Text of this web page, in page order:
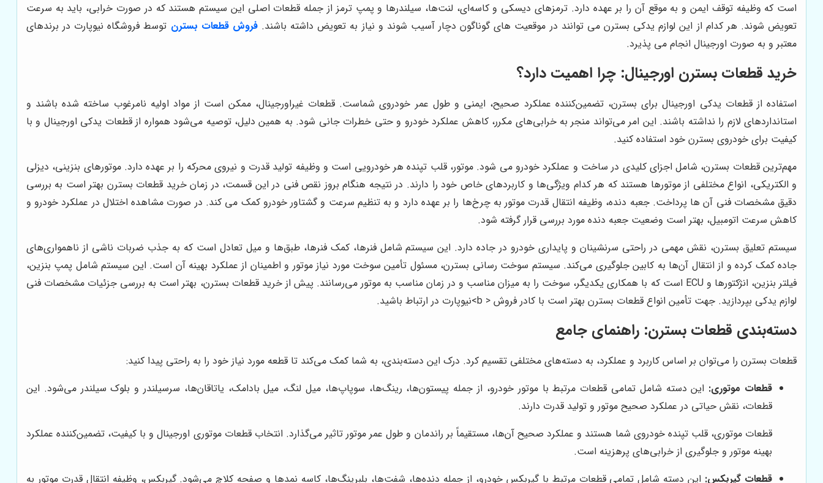
است که وظیفه توقف ایمن و به موقع آن را بر عهده دارد. ترمزهای دیسکی و کاسه‌ای، لنت‌ها، سیلندرها و پمپ ترمز از جمله قطعات اصلی این سیستم هستند که در صورت خرابی، باید به سرعت
تعویض شوند. هر کدام از این لوازم یدکی بسترن می توانند در موقعیت های گوناگون دچار آسیب شوند و نیاز به تعویض داشته باشند.فروش قطعات بسترن توسط فروشگاه نیوپارت در برندهای
معتبر و به صورت اورجینال انجام می پذیرد.
خرید قطعات بسترن اورجینال: چرا اهمیت دارد؟
استفاده از قطعات یدکی اورجینال برای بسترن، تضمین‌کننده عملکرد صحیح، ایمنی و طول عمر خودروی شماست. قطعات غیراورجینال، ممکن است از مواد اولیه نامرغوب ساخته شده باشند و
استانداردهای لازم را نداشته باشند. این امر می‌تواند منجر به خرابی‌های مکرر، کاهش عملکرد خودرو و حتی خطرات جانی شود. به همین دلیل، توصیه می‌شود همواره از قطعات یدکی اورجینال و با
کیفیت برای خودروی بسترن خود استفاده کنید.
مهم‌ترین قطعات بسترن، شامل اجزای کلیدی در ساخت و عملکرد خودرو می شود. موتور، قلب تپنده هر خودرویی است و وظیفه تولید قدرت و نیروی محرکه را بر عهده دارد. موتورهای بنزینی، دیزلی
و الکتریکی، انواع مختلفی از موتورها هستند که هر کدام ویژگی‌ها و کاربردهای خاص خود را دارند. در نتیجه هنگام بروز نقص فنی در این قسمت، در زمان خرید قطعات بسترن بهتر است به بررسی
دقیق مشخصات فنی آن ها پرداخت. جعبه دنده، وظیفه انتقال قدرت موتور به چرخ‌ها را بر عهده دارد و به تنظیم سرعت و گشتاور خودرو کمک می کند. در صورت مشاهده اختلال در عملکرد خودرو و
کاهش سرعت اتومبیل، بهتر است وضعیت جعبه دنده مورد بررسی قرار گرفته شود.
سیستم تعلیق بسترن، نقش مهمی در راحتی سرنشینان و پایداری خودرو در جاده دارد. این سیستم شامل فنرها، کمک فنرها، طبق‌ها و میل تعادل است که به جذب ضربات ناشی از ناهمواری‌های
جاده کمک کرده و از انتقال آن‌ها به کابین جلوگیری می‌کند. سیستم سوخت رسانی بسترن، مسئول تأمین سوخت مورد نیاز موتور و اطمینان از عملکرد بهینه آن است. این سیستم شامل پمپ بنزین،
فیلتر بنزین، انژکتورها و ECU است که با همکاری یکدیگر، سوخت را به میزان مناسب و در زمان مناسب به موتور می‌رسانند. پیش از خرید قطعات بسترن، بهتر است به بررسی جزئیات مشخصات فنی
لوازم یدکی بپردازید. جهت تأمین انواع قطعات بسترن بهتر است با کادر فروش < b>نیوپارت در ارتباط باشید.
دسته‌بندی قطعات بسترن: راهنمای جامع
قطعات بسترن را می‌توان بر اساس کاربرد و عملکرد، به دسته‌های مختلفی تقسیم کرد. درک این دسته‌بندی، به شما کمک می‌کند تا قطعه مورد نیاز خود را به راحتی پیدا کنید:
قطعات موتوری: این دسته شامل تمامی قطعات مرتبط با موتور خودرو، از جمله پیستون‌ها، رینگ‌ها، سوپاپ‌ها، میل لنگ، میل بادامک، یاتاقان‌ها، سرسیلندر و بلوک سیلندر می‌شود. این
قطعات، نقش حیاتی در عملکرد صحیح موتور و تولید قدرت دارند.
قطعات موتوری، قلب تپنده خودروی شما هستند و عملکرد صحیح آن‌ها، مستقیماً بر راندمان و طول عمر موتور تاثیر می‌گذارد. انتخاب قطعات موتوری اورجینال و با کیفیت، تضمین‌کننده عملکرد
بهینه موتور و جلوگیری از خرابی‌های پرهزینه است.
قطعات گیربکس: این دسته شامل تمامی قطعات مرتبط با گیربکس خودرو، از جمله دنده‌ها، شفت‌ها، بلبرینگ‌ها، کاسه نمدها و صفحه کلاچ می‌شود. گیربکس، وظیفه انتقال قدرت موتور به